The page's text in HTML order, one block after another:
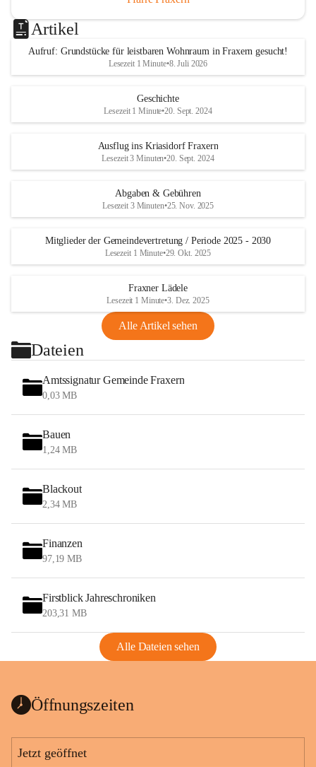
Artikel
Aufruf: Grundstücke für leistbaren Wohnraum in Fraxern gesucht!
Lesezeit 1 Minute•8. Juli 2026
Geschichte
Lesezeit 1 Minute•20. Sept. 2024
Ausflug ins Kriasidorf Fraxern
Lesezeit 3 Minuten•20. Sept. 2024
Abgaben & Gebühren
Lesezeit 3 Minuten•25. Nov. 2025
Mitglieder der Gemeindevertretung / Periode 2025 - 2030
Lesezeit 1 Minute•29. Okt. 2025
Fraxner Lädele
Lesezeit 1 Minute•3. Dez. 2025
Alle Artikel sehen
Dateien
Amtssignatur Gemeinde Fraxern
0,03 MB
Bauen
1,24 MB
Blackout
2,34 MB
Finanzen
97,19 MB
Firstblick Jahreschroniken
203,31 MB
Alle Dateien sehen
Öffnungszeiten
Jetzt geöffnet